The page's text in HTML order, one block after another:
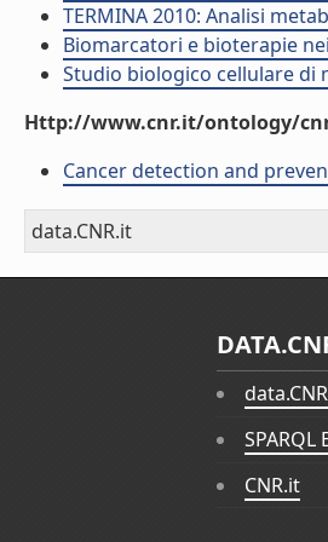
TERMINA 2010: Analisi
Biomarcatori e bioterapie
Studio biologico cellulare di
Http://www.cnr.it/ontology/
Cancer detection and
data.CNR.it
CNR.it